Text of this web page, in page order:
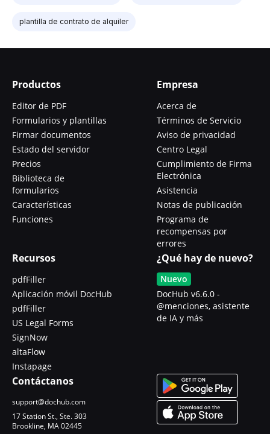
plantilla de contrato de alquiler
Productos
Editor de PDF
Formularios y plantillas
Firmar documentos
Estado del servidor
Precios
Biblioteca de
formularios
Características
Funciones
Empresa
Acerca de
Términos de Servicio
Aviso de privacidad
Centro Legal
Cumplimiento de Firma
Electrónica
Asistencia
Notas de publicación
Programa de
recompensas por
errores
Recursos
pdfFiller
Aplicación móvil DocHub
pdfFiller
US Legal Forms
SignNow
altaFlow
Instapage
¿Qué hay de nuevo?
Nuevo
DocHub v6.6.0 -
@menciones, asistente
de IA y más
Contáctanos
support@dochub.com
17 Station St., Ste. 303
Brookline, MA 02445